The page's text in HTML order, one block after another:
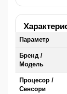
Параметр
Бренд /
Модель
Процесор /
Сенсори